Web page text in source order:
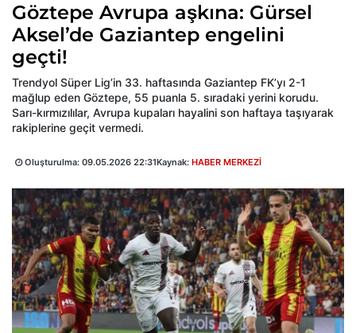
Göztepe Avrupa aşkına: Gürsel
Aksel’de Gaziantep engelini
geçti!
Trendyol Süper Lig’in 33. haftasında Gaziantep FK’yı 2-1
mağlup eden Göztepe, 55 puanla 5. sıradaki yerini korudu.
Sarı-kırmızılılar, Avrupa kupaları hayalini son haftaya taşıyarak
rakiplerine geçit vermedi.
Oluşturulma: 09.05.2026 22:31Kaynak: HABER MERKEZİ